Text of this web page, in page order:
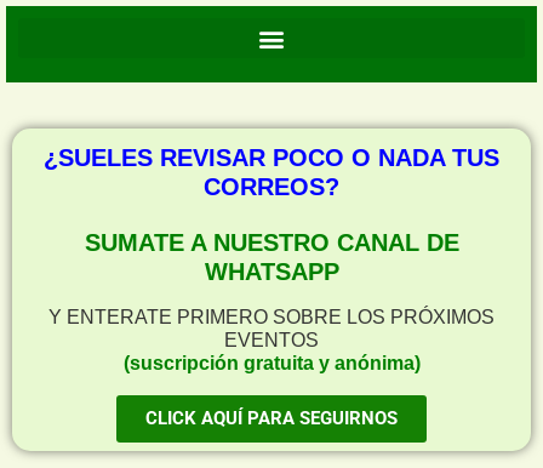
¿SUELES REVISAR POCO O NADA TUS
CORREOS?
SUMATE A NUESTRO CANAL DE
WHATSAPP
Y ENTERATE PRIMERO SOBRE LOS PRÓXIMOS
EVENTOS
(suscripción gratuita y anónima)
CLICK AQUÍ PARA SEGUIRNOS